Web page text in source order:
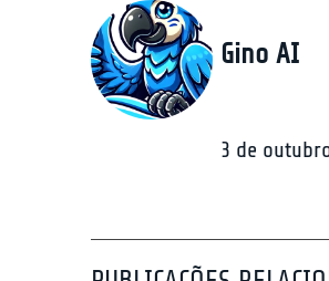
Gino AI
3 de